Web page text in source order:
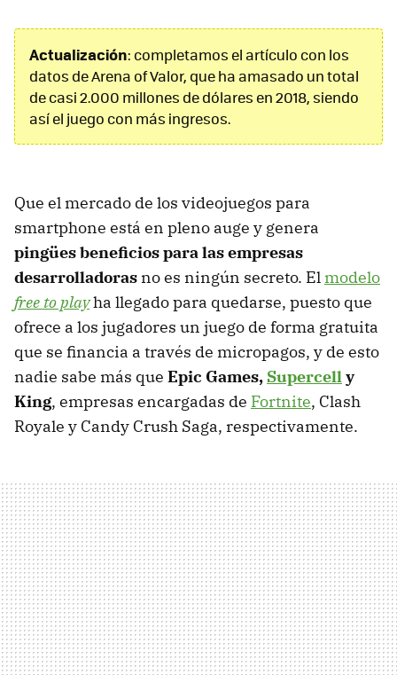
Actualización: completamos el artículo con los
datos de Arena of Valor, que ha amasado un total
de casi 2.000 millones de dólares en 2018, siendo
así el juego con más ingresos.
Que el mercado de los videojuegos para
smartphone está en pleno auge y genera
pingües beneficios para las empresas
desarrolladoras no es ningún secreto. El modelo
free to playha llegado para quedarse, puesto que
ofrece a los jugadores un juego de forma gratuita
que se financia a través de micropagos, y de esto
nadie sabe más que Epic Games, Supercelly
King, empresas encargadas de Fortnite, Clash
Royale y Candy Crush Saga, respectivamente.